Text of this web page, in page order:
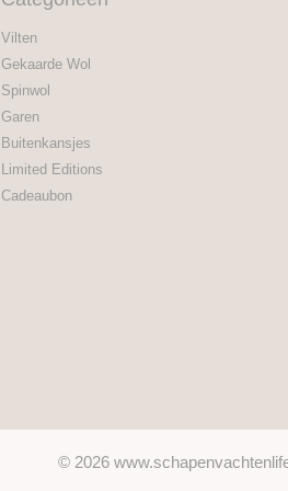
Vilten
Gekaarde Wol
Spinwol
Garen
Buitenkansjes
Limited Editions
Cadeaubon
© 2026